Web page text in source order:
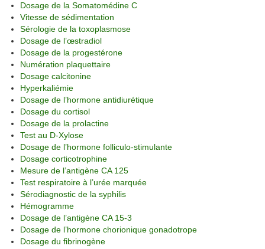
Dosage de la Somatomédine C
Vitesse de sédimentation
Sérologie de la toxoplasmose
Dosage de l’œstradiol
Dosage de la progestérone
Numération plaquettaire
Dosage calcitonine
Hyperkaliémie
Dosage de l’hormone antidiurétique
Dosage du cortisol
Dosage de la prolactine
Test au D-Xylose
Dosage de l’hormone folliculo-stimulante
Dosage corticotrophine
Mesure de l’antigène CA 125
Test respiratoire à l’urée marquée
Sérodiagnostic de la syphilis
Hémogramme
Dosage de l’antigène CA 15-3
Dosage de l’hormone chorionique gonadotrope
Dosage du fibrinogène